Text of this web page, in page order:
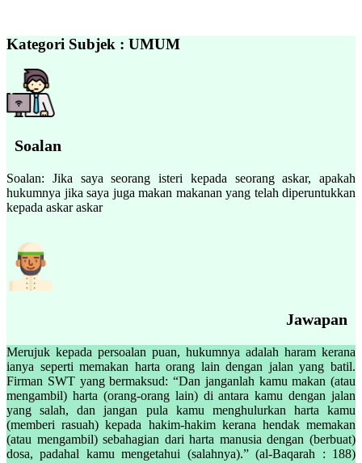
Kategori Subjek : UMUM
Soalan
Soalan: Jika saya seorang isteri kepada seorang askar, apakah
hukumnya jika saya juga makan makanan yang telah diperuntukkan
kepada askar askar
Jawapan
Merujuk kepada persoalan puan, hukumnya adalah haram kerana
ianya seperti memakan harta orang lain dengan jalan yang batil.
Firman SWT yang bermaksud: “Dan janganlah kamu makan (atau
mengambil) harta (orang-orang lain) di antara kamu dengan jalan
yang salah, dan jangan pula kamu menghulurkan harta kamu
(memberi rasuah) kepada hakim-hakim kerana hendak memakan
(atau mengambil) sebahagian dari harta manusia dengan (berbuat)
dosa, padahal kamu mengetahui (salahnya).” (al-Baqarah : 188)